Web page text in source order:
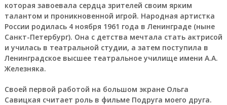
которая завоевала сердца зрителей своим ярким
талантом и проникновенной игрой. Народная артистка
России родилась 4 ноября 1961 года в Ленинграде (ныне
Санкт-Петербург). Она с детства мечтала стать актрисой
и училась в театральной студии, а затем поступила в
Ленинградское высшее театральное училище имени А.А.
Железняка.
Своей первой работой на большом экране Ольга
Савицкая считает роль в фильме Подруга моего друга.